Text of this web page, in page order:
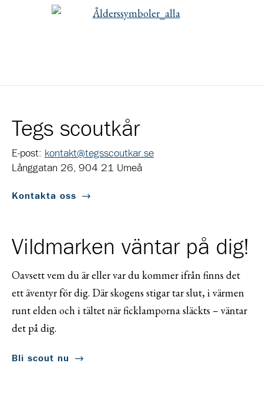
Tegs scoutkår
E-post: kontakt@tegsscoutkar.se
Långgatan 26, 904 21 Umeå
Kontakta oss
Vildmarken väntar på dig!
Oavsett vem du är eller var du kommer ifrån finns det
ett äventyr för dig. Där skogens stigar tar slut, i värmen
runt elden och i tältet när ficklamporna släckts – väntar
det på dig.
Bli scout nu